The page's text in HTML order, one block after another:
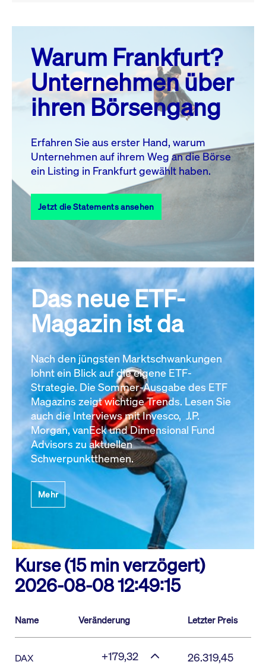
August 26
MO. DI. MI. DO. FR. SA. SO.
1
2
3
4 5 6 7 8
10 11 13 14
17
18 19 20 21 22
23
27 28
31
Alle Events
Warum Frankfurt?
Unternehmen über
ihren Börsengang
Erfahren Sie aus erster Hand, warum
Unternehmen auf ihrem Weg an die Börse
ein Listing in Frankfurt gewählt haben.
Jetzt die Statements ansehen
Das neue ETF-
Magazin ist da
Nach den jüngsten Marktschwankungen
lohnt ein Blick auf die eigene ETF-
Strategie. Die Sommer-Ausgabe des ETF
Magazins zeigt wichtige Trends. Lesen Sie
auch die Interviews mit Invesco, J.P.
Morgan, vanEck und Dimensional Fund
Advisors zu aktuellen
Schwerpunktthemen.
Mehr
Kurse (15 min verzögert)
2026-08-08 12:49:15
Name Veränderung Letzter Preis
DAX +179,32 26.319,45